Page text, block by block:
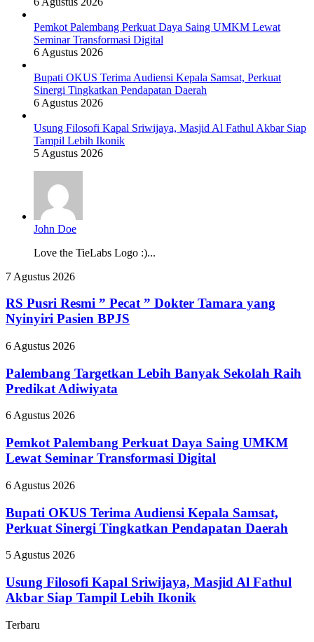
Pemkot Palembang Perkuat Daya Saing UMKM Lewat
Seminar Transformasi Digital
6 Agustus 2026
Bupati OKUS Terima Audiensi Kepala Samsat, Perkuat
Sinergi Tingkatkan Pendapatan Daerah
6 Agustus 2026
Usung Filosofi Kapal Sriwijaya, Masjid Al Fathul Akbar Siap
Tampil Lebih Ikonik
5 Agustus 2026
John Doe
Love the TieLabs Logo :)...
RS
Resmi
”
Pecat
Dokter
yang
Nyinyiri
BPJS
7 Agustus 2026
RS Pusri Resmi ” Pecat ” Dokter Tamara yang
Nyinyiri Pasien BPJS
Palembang
Lebih
Banyak
Sekolah
Predikat
6 Agustus 2026
Palembang Targetkan Lebih Banyak Sekolah Raih
Predikat Adiwiyata
Pemkot
Perkuat
Daya
Saing
Lewat
Transformasi
Digital
6 Agustus 2026
Pemkot Palembang Perkuat Daya Saing UMKM
Lewat Seminar Transformasi Digital
Bupati
Terima
Audiensi
Kepala
Perkuat
Tingkatkan
Pendapatan
6 Agustus 2026
Bupati OKUS Terima Audiensi Kepala Samsat,
Perkuat Sinergi Tingkatkan Pendapatan Daerah
Usung
Kapal
Sriwijaya,
Masjid
Fathul
5 Agustus 2026
Usung Filosofi Kapal Sriwijaya, Masjid Al Fathul
Akbar Siap Tampil Lebih Ikonik
Terbaru